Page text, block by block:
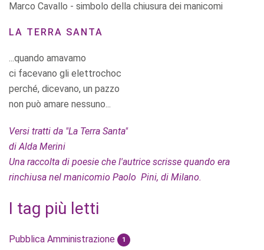
Marco Cavallo - simbolo della chiusura dei manicomi
LA TERRA SANTA
...quando amavamo
ci facevano gli elettrochoc
perché, dicevano, un pazzo
non può amare nessuno...
Versi tratti da "La Terra Santa"
di Alda Merini
Una raccolta di poesie che l'autrice scrisse quando era
rinchiusa nel manicomio Paolo Pini, di Milano.
I tag più letti
Pubblica Amministrazione 1